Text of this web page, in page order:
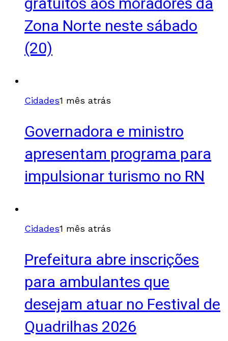
Zona Norte neste sábado
(20)
Cidades1 mês atrás
Governadora e ministro
apresentam programa para
impulsionar turismo no RN
Cidades1 mês atrás
Prefeitura abre inscrições
para ambulantes que
desejam atuar no Festival de
Quadrilhas 2026